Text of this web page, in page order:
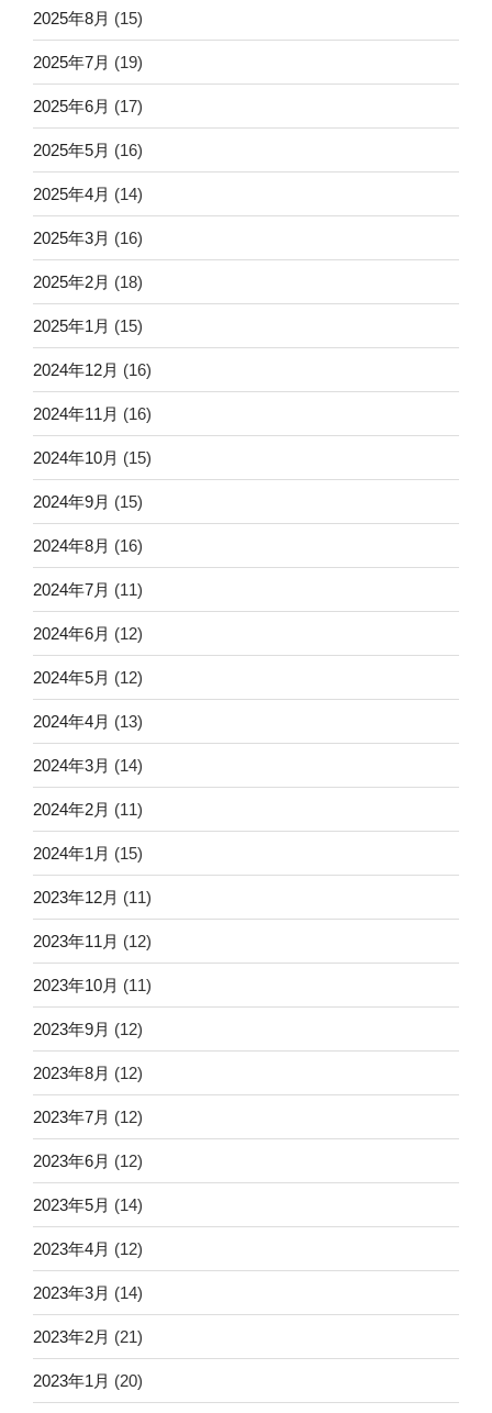
2025年8月 (15)
2025年7月 (19)
2025年6月 (17)
2025年5月 (16)
2025年4月 (14)
2025年3月 (16)
2025年2月 (18)
2025年1月 (15)
2024年12月 (16)
2024年11月 (16)
2024年10月 (15)
2024年9月 (15)
2024年8月 (16)
2024年7月 (11)
2024年6月 (12)
2024年5月 (12)
2024年4月 (13)
2024年3月 (14)
2024年2月 (11)
2024年1月 (15)
2023年12月 (11)
2023年11月 (12)
2023年10月 (11)
2023年9月 (12)
2023年8月 (12)
2023年7月 (12)
2023年6月 (12)
2023年5月 (14)
2023年4月 (12)
2023年3月 (14)
2023年2月 (21)
2023年1月 (20)